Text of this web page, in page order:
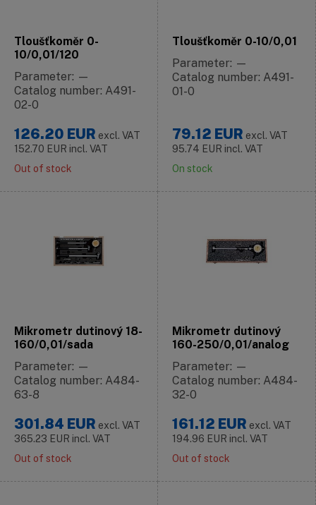
Tloušťkoměr 0-
10/0,01/120
Parameter: —
Catalog number: A491-
02-0
126.20 EUR excl. VAT
152.70 EUR incl. VAT
Out of stock
Tloušťkoměr 0-10/0,01
Parameter: —
Catalog number: A491-
01-0
79.12 EUR excl. VAT
95.74 EUR incl. VAT
On stock
Mikrometr dutinový 18-
160/0,01/sada
Parameter: —
Catalog number: A484-
63-8
301.84 EUR excl. VAT
365.23 EUR incl. VAT
Out of stock
Mikrometr dutinový
160-250/0,01/analog
Parameter: —
Catalog number: A484-
32-0
161.12 EUR excl. VAT
194.96 EUR incl. VAT
Out of stock